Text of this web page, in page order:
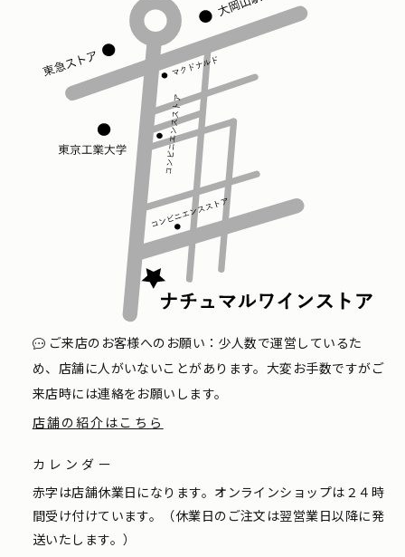
ご来店のお客様へのお願い：少人数で運営しているた
め、店舗に人がいないことがあります。大変お手数ですがご
来店時には連絡をお願いします。
店舗の紹介はこちら
カレンダー
赤字は店舗休業日になります。オンラインショップは２４時
間受け付けています。（休業日のご注文は翌営業日以降に発
送いたします。）